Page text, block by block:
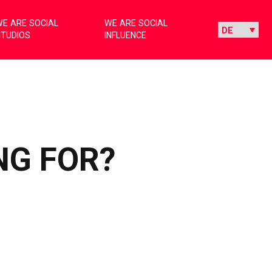
ARE SOCIAL
WE ARE SOCIAL
INFLUENCE
FOR?